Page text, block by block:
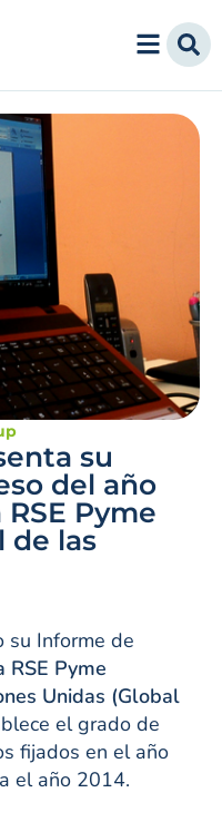
su
del año
Pyme
de las
su Informe de
RSE Pyme
Unidas (Global
el grado de
fijados en el año
el año 2014.